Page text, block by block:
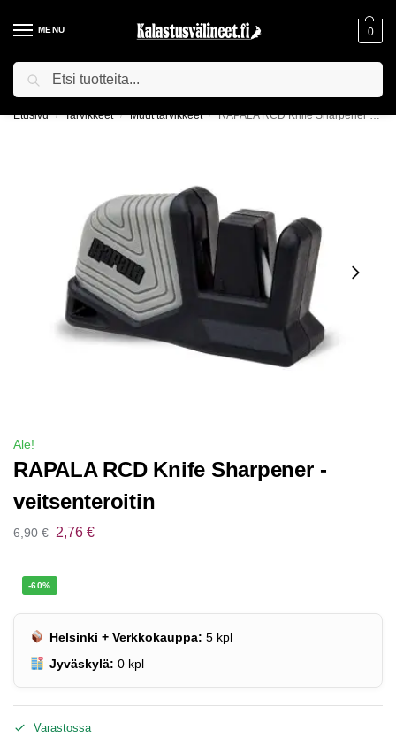
MENU 0
ILMAINEN TOIMITUS YLI 75€ TILAUKSILLE!
Etusivu / Tarvikkeet / Muut tarvikkeet / RAPALA RCD Knife Sharpener -veitsenteroitin
Ale!
RAPALA RCD Knife Sharpener -
veitsenteroitin
6,90€ 2,76 €
-60%
Helsinki + Verkkokauppa: 5 kpl
Jyväskylä: 0 kpl
Varastossa